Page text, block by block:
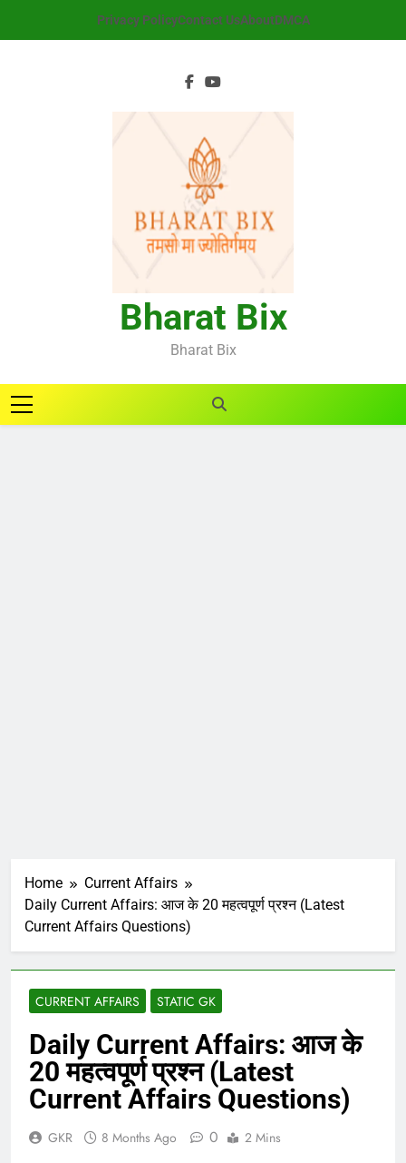
Privacy PolicyContact UsAboutDMCA
Bharat Bix
Bharat Bix
Home
Current Affairs
Daily Current Affairs: आज के 20 महत्वपूर्ण प्रश्न (Latest
Current Affairs Questions)
CURRENT AFFAIRS STATIC GK
Daily Current Affairs: आज के
20 महत्वपूर्ण प्रश्न (Latest
Current Affairs Questions)
GKR 8 Months Ago 0 2 Mins